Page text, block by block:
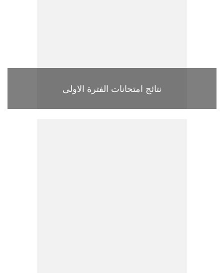
نتائج امتحانات الفترة الاولى